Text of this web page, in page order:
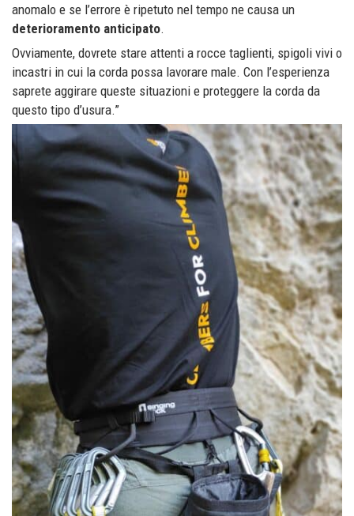
anomalo e se l’errore è ripetuto nel tempo ne causa un
deterioramento anticipato.
Ovviamente, dovrete stare attenti a rocce taglienti, spigoli vivi o
incastri in cui la corda possa lavorare male. Con l’esperienza
saprete aggirare queste situazioni e proteggere la corda da
questo tipo d’usura.”